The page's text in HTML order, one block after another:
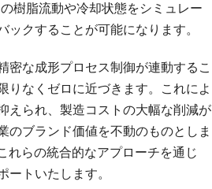
樹脂流動や冷却状態をシミュレー
クすることが可能になります。
密な成形プロセス制御が連動するこ
りなくゼロに近づきます。これによ
えられ、製造コストの大幅な削減が
のブランド価値を不動のものとしま
れらの統合的なアプローチを通じ
トいたします。